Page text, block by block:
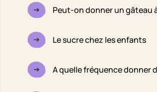
Peut-on donner un gâteau
Le sucre chez les enfants
A quelle fréquence donner